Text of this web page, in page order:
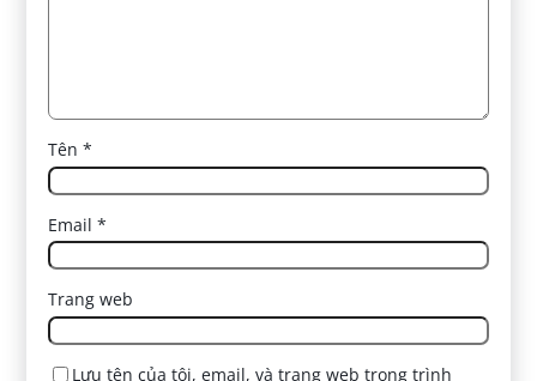
Tên*
Email*
Trang web
Lưu tên của tôi, email, và trang web trong trình